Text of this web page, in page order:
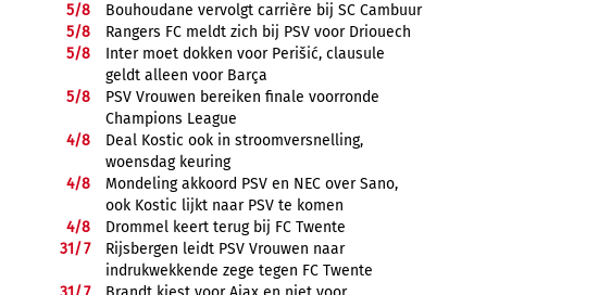
5/8
Bouhoudane vervolgt carrière bij SC Cambuur
5/8
Rangers FC meldt zich bij PSV voor Driouech
5/8
Inter moet dokken voor Perišić, clausule
geldt alleen voor Barça
5/8
PSV Vrouwen bereiken finale voorronde
Champions League
4/8
Deal Kostic ook in stroomversnelling,
woensdag keuring
4/8
Mondeling akkoord PSV en NEC over Sano,
ook Kostic lijkt naar PSV te komen
4/8
Drommel keert terug bij FC Twente
31/7
Rijsbergen leidt PSV Vrouwen naar
indrukwekkende zege tegen FC Twente